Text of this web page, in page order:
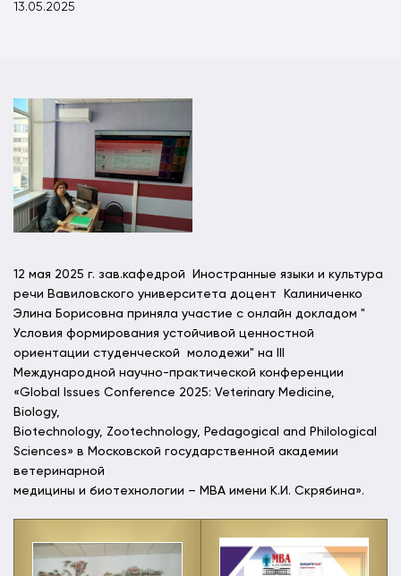
13.05.2025
12 мая 2025 г. зав.кафедрой Иностранные языки и культура
речи Вавиловского университета доцент Калиниченко
Элина Борисовна приняла участие с онлайн докладом "
Условия формирования устойчивой ценностной
ориентации студенческой молодежи" на III
Международной научно-практической конференции
«Global Issues Conference 2025: Veterinary Medicine,
Biology,
Biotechnology, Zootechnology, Pedagogical and Philological
Sciences» в Московской государственной академии
ветеринарной
медицины и биотехнологии – МВА имени К.И. Скрябина».